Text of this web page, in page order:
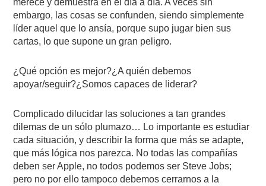
embargo, las cosas se confunden, siendo simplemente
líder aquel que lo ansía, porque supo jugar bien sus
cartas, lo que supone un gran peligro.
¿Qué opción es mejor?¿A quién debemos
apoyar/seguir?¿Somos capaces de liderar?
Complicado dilucidar las soluciones a tan grandes
dilemas de un sólo plumazo… Lo importante es estudiar
cada situación, y describir la forma que más se adapte,
que más lógica nos parezca. No todas las compañías
deben ser Apple, no todos podemos ser Steve Jobs;
pero no por ello tampoco debemos cerrarnos a la